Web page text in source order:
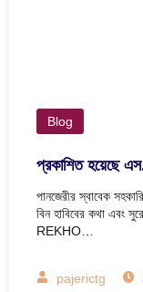
Blog
প্রকাশিত হয়েছে
পানজেরীর স্বাবেক
বিন হাবিবের কথা এবং
REKHO…
pajerictg